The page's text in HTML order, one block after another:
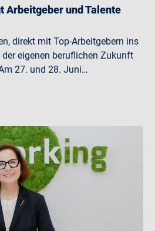
Arbeitgeber und Talente
direkt mit Top-Arbeitgebern ins
eigenen beruflichen Zukunft
27. und 28. Juni…